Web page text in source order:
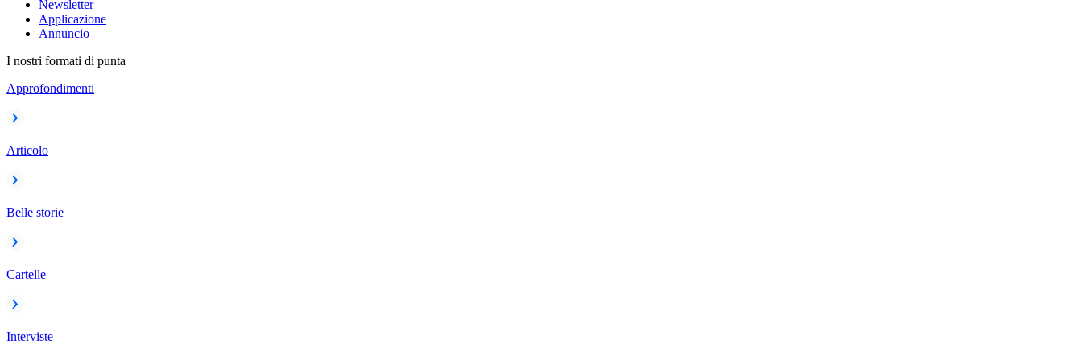
Newsletter
Applicazione
Annuncio
I nostri formati di punta
Approfondimenti
Articolo
Belle storie
Cartelle
Interviste